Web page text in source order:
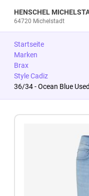
HENSCHEL
64720 Michelstadt
Startseite
Marken
Brax
Style Cadiz
36/34 - Ocean Blue Used